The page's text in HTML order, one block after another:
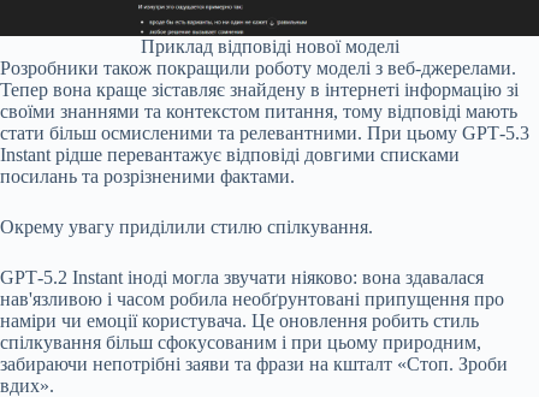
Приклад відповіді нової моделі
Розробники також покращили роботу моделі з веб-джерелами.
Тепер вона краще зіставляє знайдену в інтернеті інформацію зі
своїми знаннями та контекстом питання, тому відповіді мають
стати більш осмисленими та релевантними. При цьому GPT‑5.3
Instant рідше перевантажує відповіді довгими списками
посилань та розрізненими фактами.
Окрему увагу приділили стилю спілкування.
GPT‑5.2 Instant іноді могла звучати ніяково: вона здавалася
нав'язливою і часом робила необґрунтовані припущення про
наміри чи емоції користувача. Це оновлення робить стиль
спілкування більш сфокусованим і при цьому природним,
забираючи непотрібні заяви та фрази на кшталт «Стоп. Зроби
вдих».